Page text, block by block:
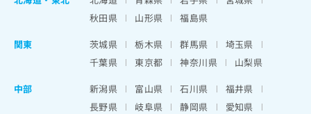
秋田県
山形県
福島県
関東
茨城県 栃木県 群馬県
埼玉県
千葉県
東京都 神奈川県
山梨県
中部
新潟県 富山県 石川県
福井県
長野県
岐阜県 静岡県
愛知県